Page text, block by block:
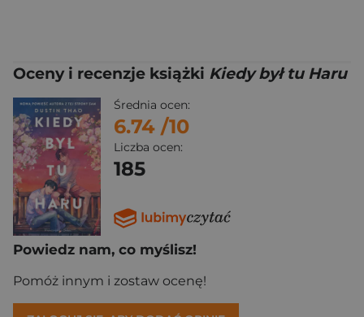
Oceny i recenzje książki Kiedy był tu Haru
Średnia ocen:
6.74 /10
Liczba ocen:
185
Powiedz nam, co myślisz!
Pomóż innym i zostaw ocenę!